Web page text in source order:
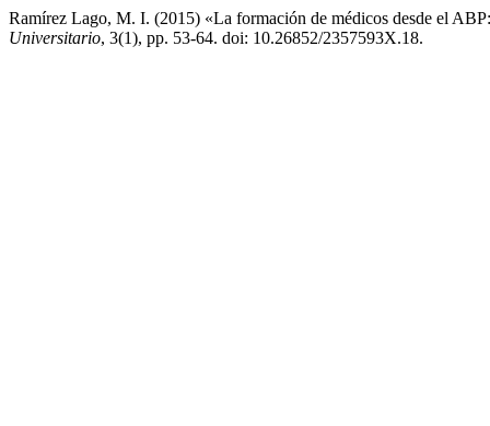
Ramírez Lago, M. I. (2015) «La formación de médicos desde el
Universitario, 3(1), pp. 53-64. doi: 10.26852/2357593X.18.